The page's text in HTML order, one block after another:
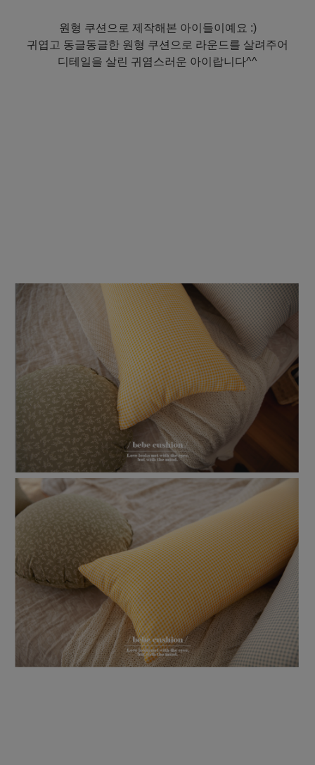
원형 쿠션으로 제작해본 아이들이예요 :)
귀엽고 동글동글한 원형 쿠션으로 라운드를 살려주어
디테일을 살린 귀염스러운 아이랍니다^^